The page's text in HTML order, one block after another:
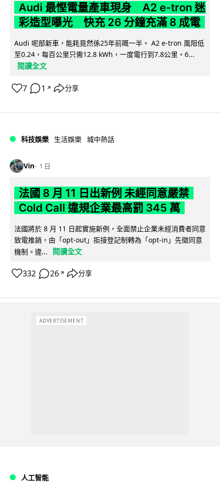
Audi 最慳電量產車現身 A2 e-tron 迷
彩造型曝光 快充 26 分鐘充滿 8 成電
Audi 呢部新車，能耗竟然係25年前嘅一半。 A2 e-tron 風阻低
至0.24，每百公里只需12.8 kWh，一度電行到7.8公里。6...
閱讀全文
7 1 ↗ 分享
科技娛樂 生活娛樂 城中熱話
Vin 1 日
法國 8 月 11 日出新例 未經同意嚴禁
Cold Call 違規企業最高罰 345 萬
法國將於 8 月 11 日起實施新例，全面禁止企業未經消費者同意
致電推銷，由「opt-out」拒接登記制轉為「opt-in」先徵同意
機制。違...
閱讀全文
332 26 ↗ 分享
ADVERTISEMENT
人工智能